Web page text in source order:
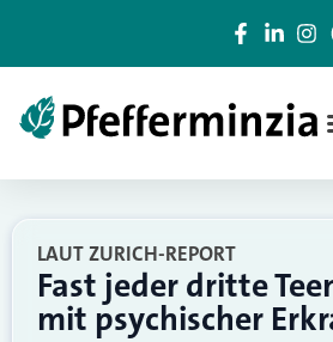
LAUT ZURICH-REPORT
Fast jeder dritte
mit psychischer